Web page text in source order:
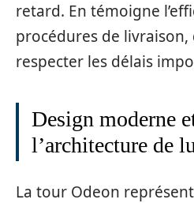
retard. En témoigne
procédures de
respecter les délais
Design moderne
l’architecture de
La tour Odeon